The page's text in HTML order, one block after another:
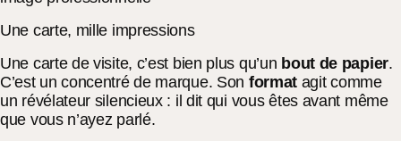
Une carte, mille impressions
Une carte de visite, c’est bien plus qu’un bout de papier.
C’est un concentré de marque. Son format agit comme
un révélateur silencieux : il dit qui vous êtes avant même
que vous n’ayez parlé.